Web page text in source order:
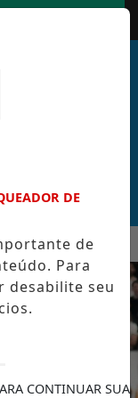
MAIS BONITO DA
MENU
DE
de
Para
desabilite seu
CONTINUAR SUA